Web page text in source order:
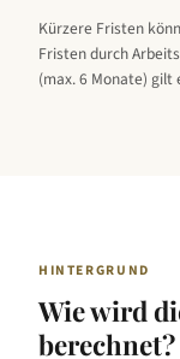
Kürzere Fristen
Fristen durch
(max. 6 Monate) gilt
HINTERGRUND
Wie wird
berechnet?